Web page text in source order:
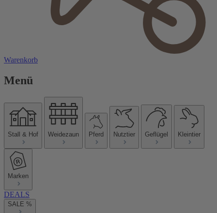
Warenkorb
Menü
Stall & Hof Weidezaun Pferd Nutztier Geflügel Kleintier
Marken
DEALS
SALE %